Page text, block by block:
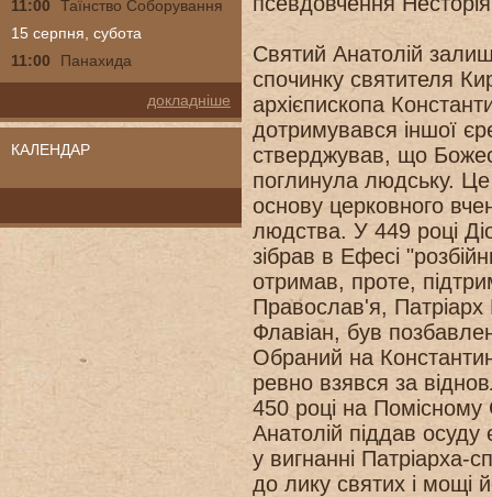
Святий Анатолій
спочинку святителя
архієпископа
дотримувався іншої
стверджував, що
поглинула людську.
основу церковного
людства. У 449 році
зібрав в Ефесі
отримав, проте,
Православ'я, Патріарх
Флавіан, був
Обраний на
ревно взявся за
450 році на Помісному
Анатолій піддав осуду
у вигнанні Патріарха-
до лику святих і мощі
11:00
Таїнство Соборування
15 серпня, субота
11:00
Панахида
докладніше
КАЛЕНДАР